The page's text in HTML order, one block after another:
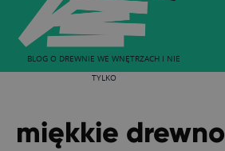
BLOG O DREWNIE WE WNĘTRZACH I NIE
TYLKO
miękkie drewno